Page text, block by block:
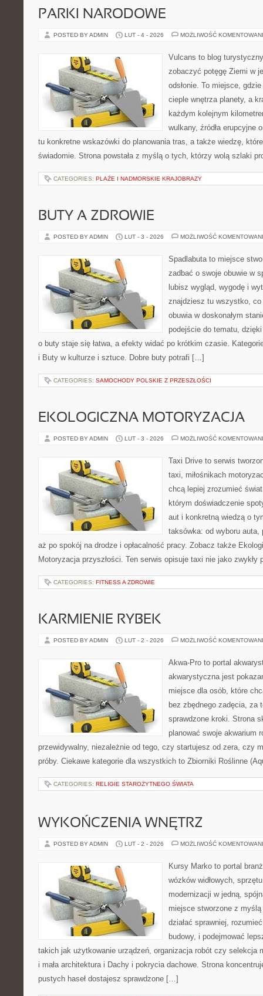
PARKI NARODOWE
POSTED BY ADMIN LUT - 4 - 2026 MOŻLIWOŚĆ
Vulcans to blog
zobaczyć potęgę Ziemi w
odsłonie. To miejsce,
cieple wnętrza planety, a
każdym kolejnym
wulkany, źródła erupcyjne
tu konkretne wskazówki do planowania tras, a także wiedzę,
świadomie. Strona powstała z myślą o tych, którzy wolą szlaki
CATEGORIES: PLAŻE I NADMORSKIE KRAJOBRAZY
BUTY A ZDROWIE
POSTED BY ADMIN LUT - 3 - 2026 MOŻLIWOŚĆ
Spadlabuta to miejsce
zadbać o swoje obuwie w
lubisz wygląd, wygodę i
znajdziesz tu wszystko, co
obuwia w doskonałym
podejście do tematu,
o buty staje się łatwa, a efekty widać po krótkim czasie.
i Buty w kulturze i sztuce. Dobre buty potrafi […]
CATEGORIES: SAMOCHODY POLSKIE Z PRZESZŁOŚCI
EKOLOGICZNA MOTORYZACJA
POSTED BY ADMIN LUT - 3 - 2026 MOŻLIWOŚĆ
Taxi Drive to serwis
taxi, miłośnikach
chcą lepiej zrozumieć
którym doświadczenie
aut i konkretną wiedzą o
taksówka: od wyboru
aż po spokój na drodze i opłacalność pracy. Zobacz także
Motoryzacja przyszłości. Ten serwis opisuje taxi nie jako
CATEGORIES: FITNESS A ZDROWIE
KARMIENIE RYBEK
POSTED BY ADMIN LUT - 2 - 2026 MOŻLIWOŚĆ
Akwa-Pro to portal
akwarystyczna jest
miejsce dla osób, które
bez zbędnego zadęcia, za
sprawdzone kroki. Strona
planować swoje akwarium
przewidywalny, niezależnie od tego, czy startujesz od zera, czy
próby. Ciekawe kategorie dla wszystkich to Zbiorniki Roślinne
CATEGORIES: RELIGIE STAROŻYTNEGO ŚWIATA
WYKOŃCZENIA WNĘTRZ
POSTED BY ADMIN LUT - 2 - 2026 MOŻLIWOŚĆ
Kursy Marko to portal
wózków widłowych,
modernizacji w jedną,
miejsce stworzone z
działać sprawniej,
budowy, i podejmować
takich jak użytkowanie urządzeń, organizacja robót czy selekcja
i mała architektura i Dachy i pokrycia dachowe. Strona
pustych haseł dostajesz sprawdzone […]